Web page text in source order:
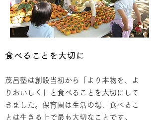
食べることを大切に
茂呂塾は創設当初から「より本物を、よ
りおいしく」と食べることを大切にして
きました。保育園は生活の場、食べるこ
とは生きる上で最も大切なことです。